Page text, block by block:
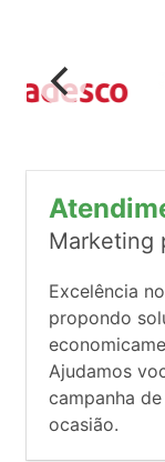
Marketing
Excelência
propondo
Ajudamos
campanha
ocasião.